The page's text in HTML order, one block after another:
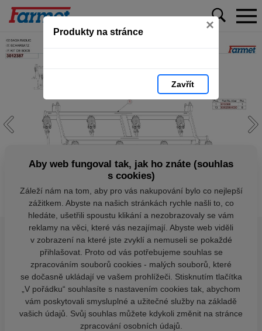
Produkty na stránce ×
Zavřít
Aby web fungoval tak, jak ho znáte (souhlas
s cookies)
Záleží nám na tom, aby pro vás nakupování bylo co nejlepší
zážitkem. Abyste na našich stránkách rychle našli to, co
hledáte, ušetřili spoustu klikání a nezobrazovaly se vám
reklamy na věci, které vás nezajímají. Abyste web viděli
v zobrazení na které jste zvyklí a nemuseli se pokaždé
přihlašovat. Proto od vás potřebujeme souhlas se
zpracováním souborů cookies - malých souborů, které
se dočasně ukládají ve vašem prohlížeči. Stisknutím tlačítka
„V pořádku“ souhlasíte s nastavením cookies tak, abychom
vám poskytovali smysluplné a užitečné služby na základě
vašich údajů. Svůj souhlas můžete kdykoli změnit na stránce
zpracování osobních údajů.